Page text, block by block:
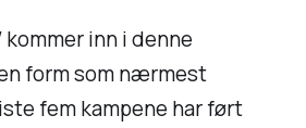
kommer inn i denne
form som nærmest
fem kampene har ført